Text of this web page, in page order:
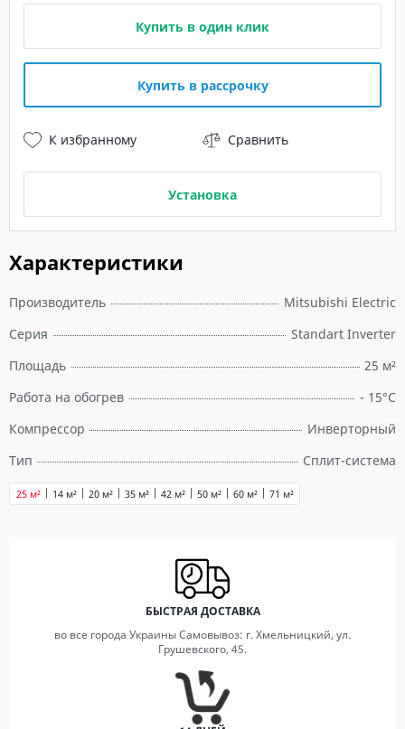
Характеристики
Производитель
Mitsubishi Electric
Серия
Standart Inverter
Площадь
25 м²
Работа на обогрев
- 15°С
Компрессор
Инверторный
Тип
Сплит-система
14 м² 20 м²
25 м² 35 м² 42 м² 50 м² 60 м² 71 м²
Купить в один клик
Купить в рассрочку
К избранному Сравнить
Установка
БЫСТРАЯ ДОСТАВКА
во все города Украины Самовывоз: г. Хмельницкий, ул.
Грушевского, 45.